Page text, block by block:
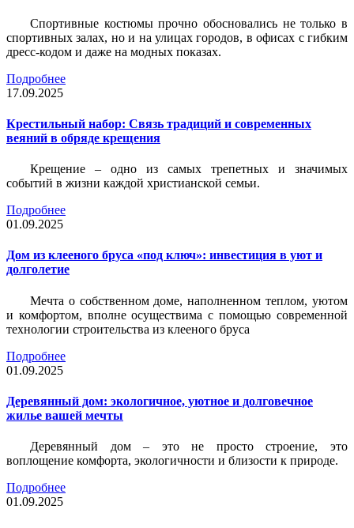
Спортивные костюмы прочно обосновались не только в
спортивных залах, но и на улицах городов, в офисах с гибким
дресс-кодом и даже на модных показах.
Подробнее
17.09.2025
Крестильный набор: Связь традиций и современных
веяний в обряде крещения
Крещение – одно из самых трепетных и значимых
событий в жизни каждой христианской семьи.
Подробнее
01.09.2025
Дом из клееного бруса «под ключ»: инвестиция в уют и
долголетие
Мечта о собственном доме, наполненном теплом, уютом
и комфортом, вполне осуществима с помощью современной
технологии строительства из клееного бруса
Подробнее
01.09.2025
Деревянный дом: экологичное, уютное и долговечное
жилье вашей мечты
Деревянный дом – это не просто строение, это
воплощение комфорта, экологичности и близости к природе.
Подробнее
01.09.2025